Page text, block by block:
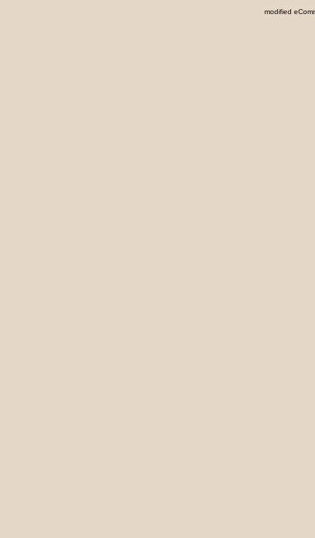
modified